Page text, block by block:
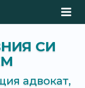
СИ
адвокат,